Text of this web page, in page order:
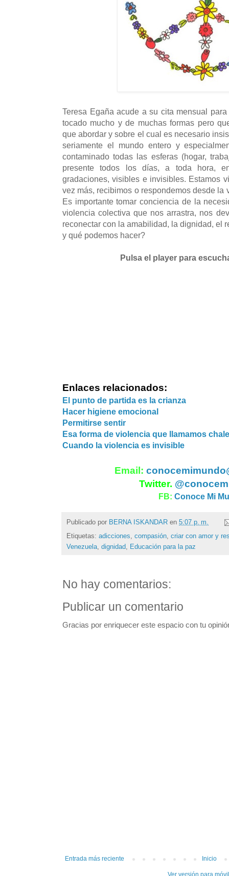
Teresa Egaña acude a su cita mensual
tocado mucho y de muchas formas pero
que abordar y sobre el cual es necesario
seriamente el mundo entero y
contaminado todas las esferas (hogar,
presente todos los días, a toda hora,
gradaciones, visibles e invisibles. Estamos
vez más, recibimos o respondemos desde la
Es importante tomar conciencia de la
violencia colectiva que nos arrastra, nos
reconectar con la amabilidad, la dignidad, el
y qué podemos hacer?
Pulsa el player para
Enlaces relacionados:
El punto de partida es la crianza
Hacer higiene emocional
Permitirse sentir
Esa forma de violencia que llamamos
Cuando la violencia es invisible
Email:
Twitter.
FB:Conoce Mi
Publicado por BERNA ISKANDAR en 5:07 p. m.
Etiquetas: adicciones compasión criar con amor y
Venezuela dignidad Educación para la paz
No hay comentarios:
Publicar un comentario
Gracias por enriquecer este espacio con tu
Entrada más reciente Inicio
Ver versión para